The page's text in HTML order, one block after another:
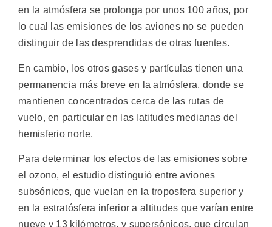
en la atmósfera se prolonga por unos 100 años, por
lo cual las emisiones de los aviones no se pueden
distinguir de las desprendidas de otras fuentes.
En cambio, los otros gases y partículas tienen una
permanencia más breve en la atmósfera, donde se
mantienen concentrados cerca de las rutas de
vuelo, en particular en las latitudes medianas del
hemisferio norte.
Para determinar los efectos de las emisiones sobre
el ozono, el estudio distinguió entre aviones
subsónicos, que vuelan en la troposfera superior y
en la estratósfera inferior a altitudes que varían entre
nueve y 13 kilómetros, y supersónicos, que circulan